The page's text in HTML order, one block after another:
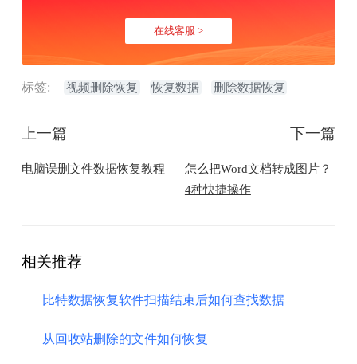
在线客服 >
标签: 视频删除恢复 恢复数据 删除数据恢复
上一篇
电脑误删文件数据恢复教程
下一篇
怎么把Word文档转成图片？
4种快捷操作
相关推荐
比特数据恢复软件扫描结束后如何查找数据
​从回收站删除的文件如何恢复